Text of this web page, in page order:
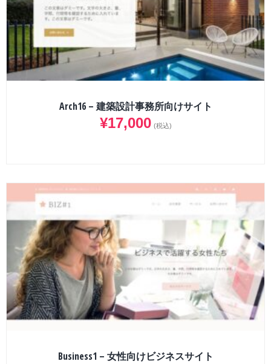
Arch16 – 建築設計事務所向けサイト
¥17,000 (税込)
Business1 – 女性向けビジネスサイト